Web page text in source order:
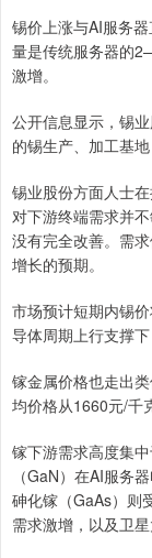
锡价上涨与AI服务
量是传统服务器的
激增。
公开信息显示，锡
的锡生产、加工基
锡业股份方面人士
对下游终端需求并
没有完全改善。需
增长的预期。
市场预计短期内锡
导体周期上行支撑
镓金属价格也走出
均价格从1660元/千
镓下游需求高度集
（GaN）在AI服务
砷化镓（GaAs）则
需求激增，以及卫